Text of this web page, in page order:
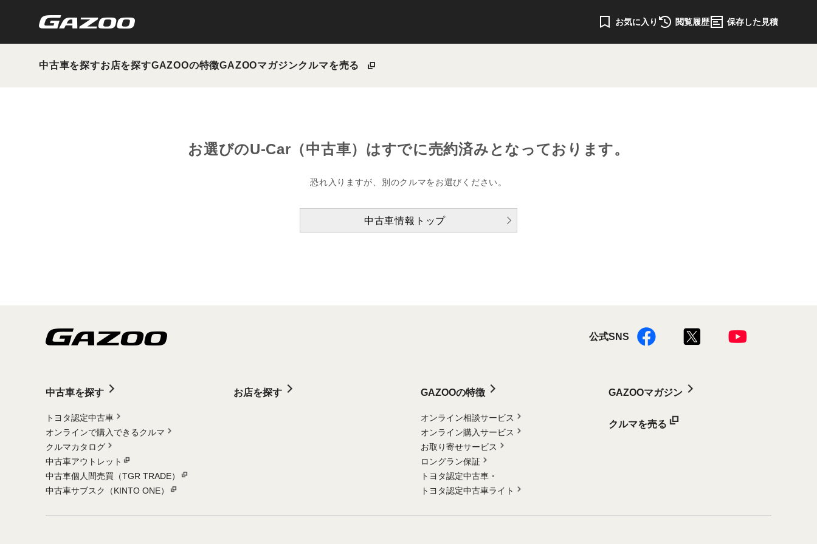
お気に入り 閲覧履歴 保存した見積
中古車を探すお店を探すGAZOOの特徴GAZOOマガジンクルマを売る
お選びのU-Car（中古車）はすでに売約済みとなっております。
恐れ入りますが、別のクルマをお選びください。
中古車情報トップ
公式SNS
中古車を探す
トヨタ認定中古車
オンラインで購入できるクルマ
クルマカタログ
中古車アウトレット
中古車個人間売買（TGR TRADE）
中古車サブスク（KINTO ONE）
お店を探す GAZOOの特徴
オンライン相談サービス
オンライン購入サービス
お取り寄せサービス
ロングラン保証
トヨタ認定中古車・
トヨタ認定中古車ライト
GAZOOマガジン
クルマを売る